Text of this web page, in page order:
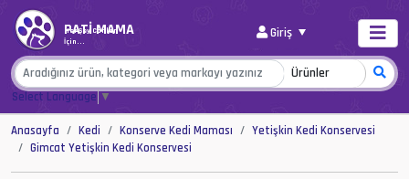
PATİ MAMA
Her Şey Canlar
İçin...
Giriş
Select Language▼
Anasayfa Kedi Konserve Kedi Maması
Yetişkin Kedi Konservesi
Gimcat Yetişkin Kedi Konservesi